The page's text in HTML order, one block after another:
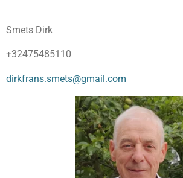
Smets Dirk
+32475485110
dirkfrans.smets@gmail.com